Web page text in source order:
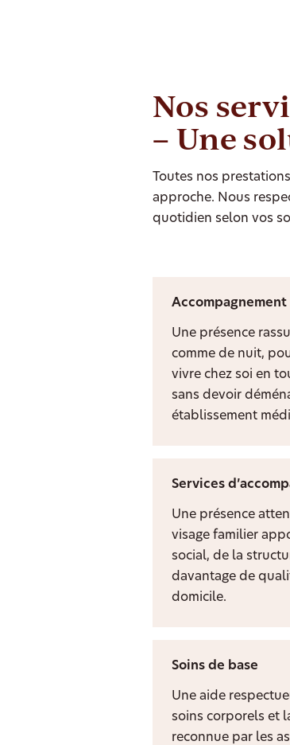
Nos
– Une
Toutes nos
approche. Nous
quotidien selon vos
Une présence
comme de nuit,
vivre chez soi en
sans devoir
établissement
Services
Une présence
visage familier
social, de la
davantage de
domicile.
Soins de base
Une aide
soins corporels et
reconnue par les